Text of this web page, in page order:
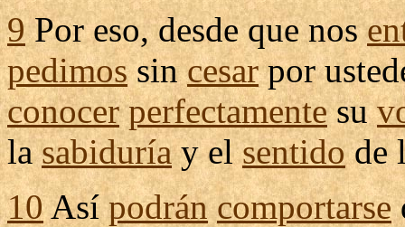
9Por eso, desde que nos
pedimossincesarpor
conocer perfectamentesu
lasabiduríay elsentidode
10Asípodrán comportarse